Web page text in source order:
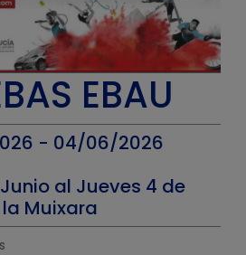
EBAU
- 04/06/2026
al Jueves 4 de
Muixara